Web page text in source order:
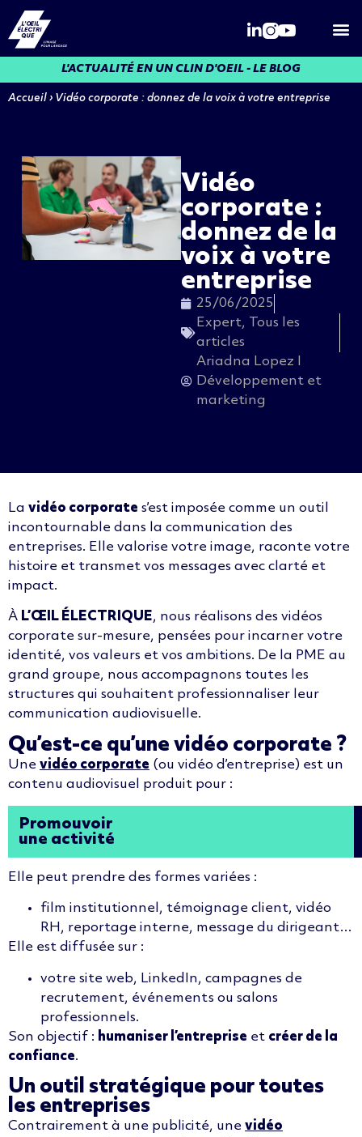
L'ACTUALITÉ EN UN CLIN D'OEIL - LE BLOG
Accueil › Vidéo corporate : donnez de la voix à votre entreprise
Vidéo
corporate :
donnez de la
voix à votre
entreprise
25/06/2025
Expert, Tous les
articles
Ariadna Lopez I
Développement et
marketing
La vidéo corporate s’est imposée comme un outil
incontournable dans la communication des
entreprises. Elle valorise votre image, raconte votre
histoire et transmet vos messages avec clarté et
impact.
À L’ŒIL ÉLECTRIQUE, nous réalisons des vidéos
corporate sur-mesure, pensées pour incarner votre
identité, vos valeurs et vos ambitions. De la PME au
grand groupe, nous accompagnons toutes les
structures qui souhaitent professionnaliser leur
communication audiovisuelle.
Qu’est-ce qu’une vidéo corporate ?
Une vidéo corporate (ou vidéo d’entreprise) est un
contenu audiovisuel produit pour :
Promouvoir
une activité
Elle peut prendre des formes variées :
film institutionnel, témoignage client, vidéo
RH, reportage interne, message du dirigeant…
Elle est diffusée sur :
votre site web, LinkedIn, campagnes de
recrutement, événements ou salons
professionnels.
Son objectif : humaniser l’entreprise et créer de la
confiance.
Un outil stratégique pour toutes
les entreprises
Contrairement à une publicité, une vidéo